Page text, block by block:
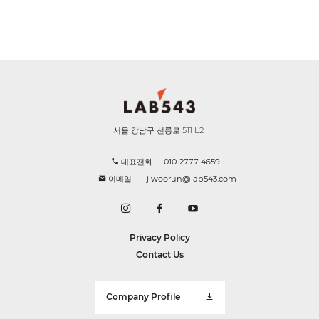
서울 강남구 선릉로 511 L2
대표전화
010-2777-4659
이메일
jiwoorun@lab543.com
Privacy Policy
Contact Us
Company Profile